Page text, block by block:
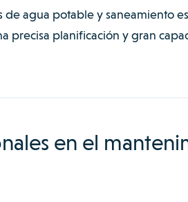
agua potable y saneamiento
precisa planificación y gran
en el